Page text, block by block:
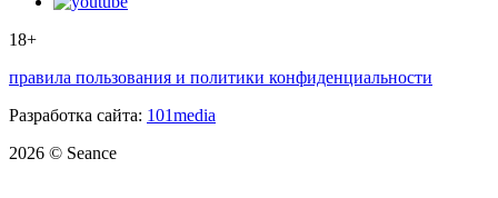
18+
правила пользования и политики конфиденциальности
Разработка сайта: 101media
2026 © Seance